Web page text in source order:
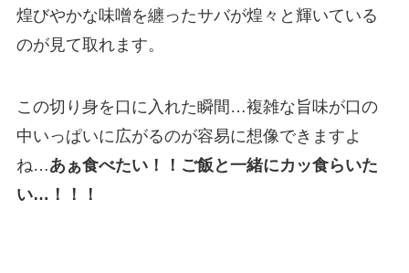
煌びやかな味噌を纏ったサバが煌々と輝いている
のが見て取れます。
この切り身を口に入れた瞬間…複雑な旨味が口の
中いっぱいに広がるのが容易に想像できますよ
ね…あぁ食べたい！！ご飯と一緒にカッ食らいた
い…！！！